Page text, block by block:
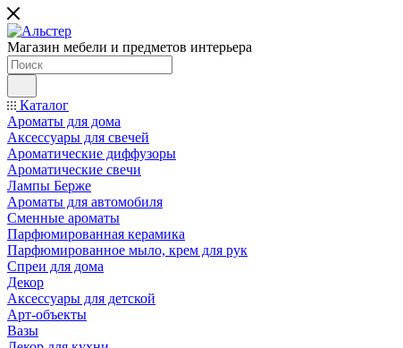
Магазин мебели и предметов интерьера
Каталог
Ароматы для дома
Аксессуары для свечей
Ароматические диффузоры
Ароматические свечи
Лампы Берже
Ароматы для автомобиля
Сменные ароматы
Парфюмированная керамика
Парфюмированное мыло, крем для рук
Спреи для дома
Декор
Аксессуары для детской
Арт-объекты
Вазы